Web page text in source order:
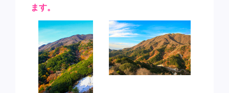
ます。